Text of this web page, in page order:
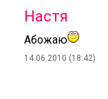
Настя
Абожаю
14.06.2010 (18:42)